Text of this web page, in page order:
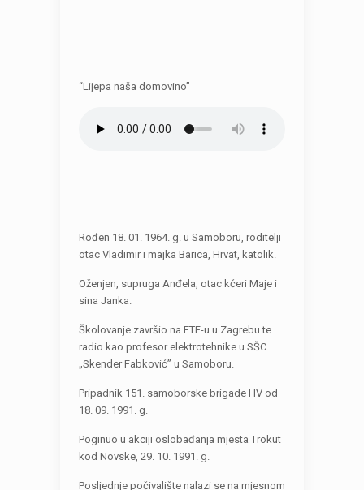
“Lijepa naša domovino”
Rođen 18. 01. 1964. g. u Samoboru, roditelji
otac Vladimir i majka Barica, Hrvat, katolik.
Oženjen, supruga Anđela, otac kćeri Maje i
sina Janka.
Školovanje završio na ETF-u u Zagrebu te
radio kao profesor elektrotehnike u SŠC
„Skender Fabković” u Samoboru.
Pripadnik 151. samoborske brigade HV od
18. 09. 1991. g.
Poginuo u akciji oslobađanja mjesta Trokut
kod Novske, 29. 10. 1991. g.
Posljednje počivalište nalazi se na mjesnom